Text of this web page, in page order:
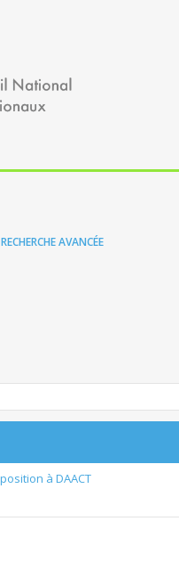
RECHERCHE AVANCÉE
à DAACT